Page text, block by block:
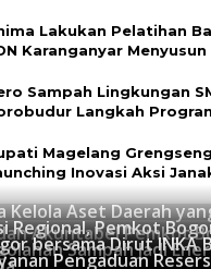
Lakukan Pelatihan
Karanganyar Menyusun
Sampah Lingkungan
Langkah
Magelang
Inovasi Aksi
Sekolah Adiwiyata
Kelola Aset Daerah
Akuntabel Pemkot
Regional, Pemkot
Sampah Jadi
bersama Dirut INKA
Pengaduan